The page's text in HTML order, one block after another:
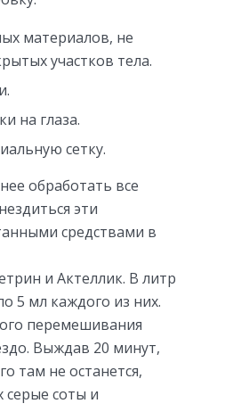
материалов, не
участков тела.
на глаза.
сетку.
обработать все
эти
средствами в
и Актеллик. В литр
5 мл каждого из них.
перемешивания
Выждав 20 минут,
там не останется,
соты и